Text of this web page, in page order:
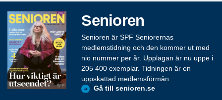
Senioren
Senioren är SPF Seniorernas
medlemstidning och den kommer ut med
nio nummer per år. Upplagan är nu uppe i
205 400 exemplar. Tidningen är en
uppskattad medlemsförmån.
Gå till senioren.se